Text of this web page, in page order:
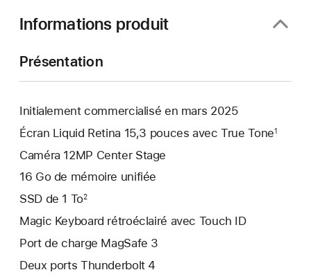
Informations produit
Présentation
Initialement commercialisé en mars 2025
Écran Liquid Retina 15,3 pouces avec True Tone1
Caméra 12MP Center Stage
16 Go de mémoire unifiée
SSD de 1 To2
Magic Keyboard rétroéclairé avec Touch ID
Port de charge MagSafe 3
Deux ports Thunderbolt 4